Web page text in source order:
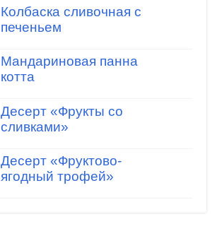
Колбаска сливочная с
печеньем
Мандариновая панна
котта
Десерт «Фрукты со
сливками»
Десерт «Фруктово-
ягодный трофей»